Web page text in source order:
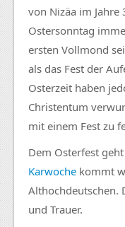
von Nizäa im
Ostersonntag
ersten Vollmond
als das Fest der
Osterzeit haben
Christentum
mit einem Fest zu
Dem Osterfest
Karwoche kommt
Althochdeutschen.
und Trauer.